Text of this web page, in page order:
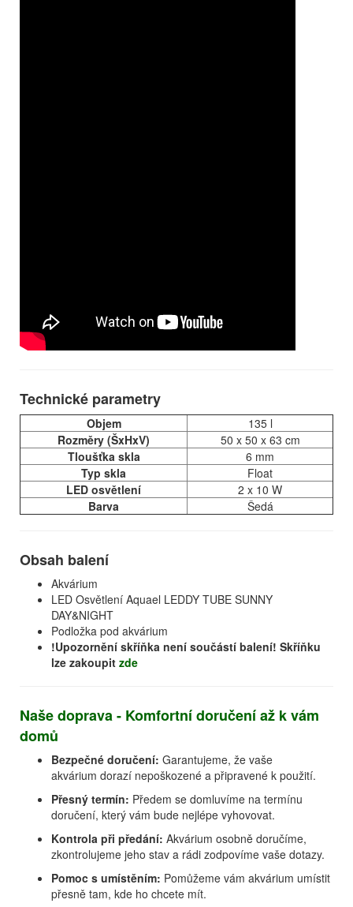
Technické parametry
Objem
135 l
Rozměry (ŠxHxV)
50 x 50 x 63 cm
Tloušťka skla
6 mm
Typ skla
Float
LED osvětlení
2 x 10 W
Barva
Šedá
Obsah balení
Akvárium
LED Osvětlení Aquael LEDDY TUBE SUNNY
DAY&NIGHT
Podložka pod akvárium
!Upozornění skříňka není součástí balení! Skříňku
lze zakoupit zde
Naše doprava - Komfortní doručení až k vám
domů
Bezpečné doručení: Garantujeme, že vaše
akvárium dorazí nepoškozené a připravené k použití.
Přesný termín: Předem se domluvíme na termínu
doručení, který vám bude nejlépe vyhovovat.
Kontrola při předání: Akvárium osobně doručíme,
zkontrolujeme jeho stav a rádi zodpovíme vaše dotazy.
Pomoc s umístěním: Pomůžeme vám akvárium umístit
přesně tam, kde ho chcete mít.